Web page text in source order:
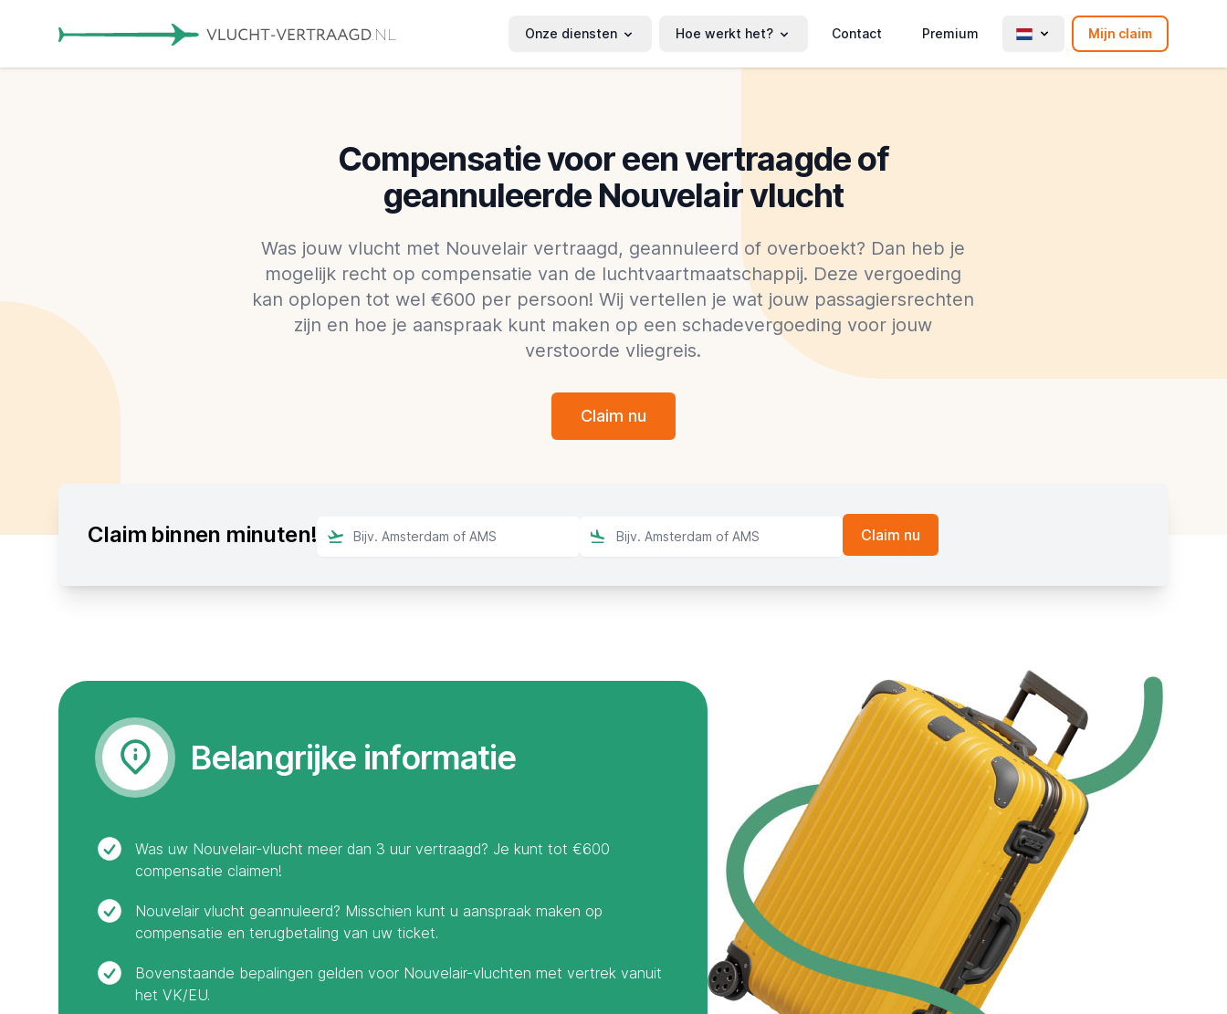
Onze diensten Hoe werkt het? Contact Premium Mijn claim
Compensatie voor een vertraagde of
geannuleerde Nouvelair vlucht
Was jouw vlucht met Nouvelair vertraagd, geannuleerd of overboekt? Dan heb je
mogelijk recht op compensatie van de luchtvaartmaatschappij. Deze vergoeding
kan oplopen tot wel €600 per persoon! Wij vertellen je wat jouw passagiersrechten
zijn en hoe je aanspraak kunt maken op een schadevergoeding voor jouw
verstoorde vliegreis.
Claim nu
Claim binnen minuten!
Belangrijke informatie
Was uw Nouvelair-vlucht meer dan 3 uur vertraagd? Je kunt tot €600
compensatie claimen!
Nouvelair vlucht geannuleerd? Misschien kunt u aanspraak maken op
compensatie en terugbetaling van uw ticket.
Bovenstaande bepalingen gelden voor Nouvelair-vluchten met vertrek vanuit
het VK/EU.